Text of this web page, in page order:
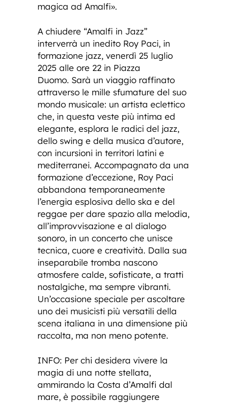
magica ad Amalfi».
A chiudere “Amalfi in Jazz”
interverrà un inedito Roy Paci, in
formazione jazz, venerdì 25 luglio
2025 alle ore 22 in Piazza
Duomo. Sarà un viaggio raffinato
attraverso le mille sfumature del suo
mondo musicale: un artista eclettico
che, in questa veste più intima ed
elegante, esplora le radici del jazz,
dello swing e della musica d’autore,
con incursioni in territori latini e
mediterranei. Accompagnato da una
formazione d’eccezione, Roy Paci
abbandona temporaneamente
l’energia esplosiva dello ska e del
reggae per dare spazio alla melodia,
all’improvvisazione e al dialogo
sonoro, in un concerto che unisce
tecnica, cuore e creatività. Dalla sua
inseparabile tromba nascono
atmosfere calde, sofisticate, a tratti
nostalgiche, ma sempre vibranti.
Un’occasione speciale per ascoltare
uno dei musicisti più versatili della
scena italiana in una dimensione più
raccolta, ma non meno potente.
INFO: Per chi desidera vivere la
magia di una notte stellata,
ammirando la Costa d’Amalfi dal
mare, è possibile raggiungere